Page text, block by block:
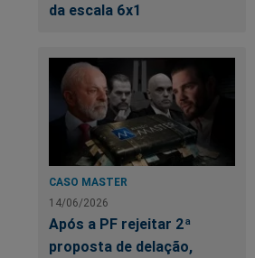
da escala 6x1
CASO MASTER
14/06/2026
Após a PF rejeitar 2ª
proposta de delação,